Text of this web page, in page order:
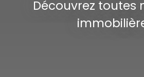
Découvrez toutes